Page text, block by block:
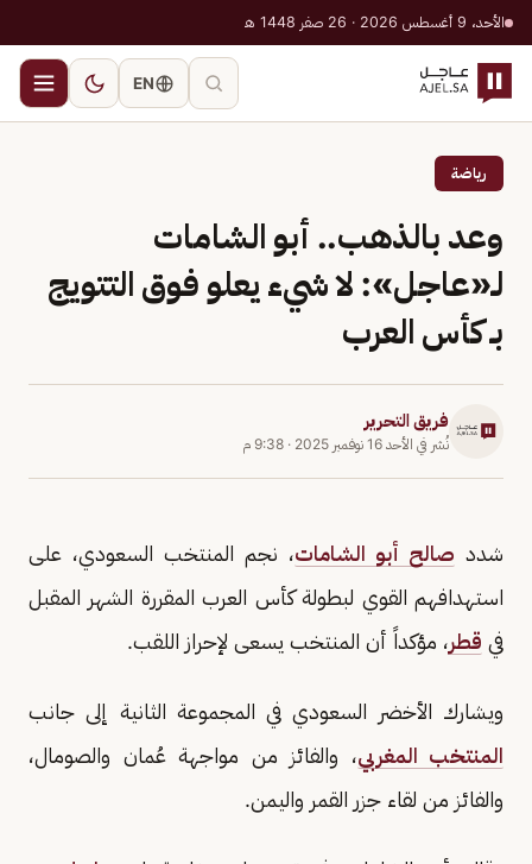
الأحد، 9 أغسطس 2026 · 26 صفر 1448 هـ
EN
رياضة
وعد بالذهب.. أبو الشامات
لـ«عاجل»: لا شيء يعلو فوق التتويج
بـ كأس العرب
فريق التحرير
نُشر في الأحد 16 نوفمبر 2025 · 9:38 م
شدد صالح أبو الشامات، نجم المنتخب السعودي، على
استهدافهم القوي لبطولة كأس العرب المقررة الشهر المقبل
في قطر، مؤكداً أن المنتخب يسعى لإحراز اللقب.
ويشارك الأخضر السعودي في المجموعة الثانية إلى جانب
المنتخب المغربي، والفائز من مواجهة عُمان والصومال،
والفائز من لقاء جزر القمر واليمن.